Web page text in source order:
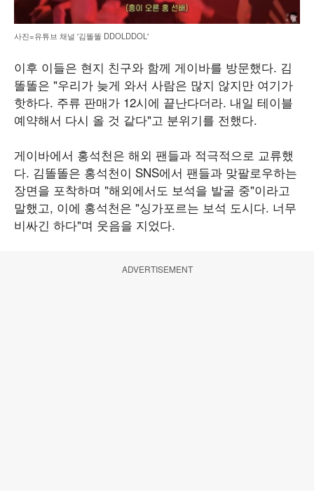
사진=유튜브 채널 '김똘똘 DDOLDDOL'
이후 이들은 현지 친구와 함께 게이바를 방문했다. 김
똘똘은 "우리가 늦게 와서 사람은 많지 않지만 여기가
핫하다. 주류 판매가 12시에 끝난다더라. 내일 테이블
예약해서 다시 올 것 같다"고 분위기를 전했다.
게이바에서 홍석천은 해외 팬들과 적극적으로 교류했
다. 김똘똘은 홍석천이 SNS에서 팬들과 맞팔로우하는
장면을 포착하며 "해외에서도 보석을 발굴 중"이라고
말했고, 이에 홍석천은 "싱가포르는 보석 도시다. 너무
비싸긴 하다"며 웃음을 지었다.
ADVERTISEMENT